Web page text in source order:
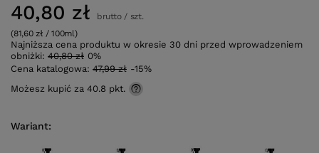
Wariant
40,80 zł brutto/ szt.
(81,60 zł / 100ml)
Najniższa cena produktu w okresie 30 dni przed wprowadzeniem
obniżki: 40,80 zł 0%
Cena katalogowa: 47,99 zł -15%
Możesz kupić za 40.8 pkt.